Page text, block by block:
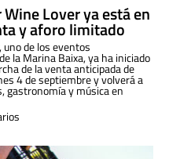
Lover ya está en
y aforo limitado
uno de los eventos
la Marina Baixa, ya ha iniciado
de la venta anticipada de
4 de septiembre y volverá a
gastronomía y música en